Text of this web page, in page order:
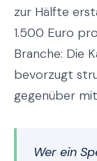
zur Hälfte
1.500 Euro
Branche: Die
bevorzugt
gegenüber
Wer ein